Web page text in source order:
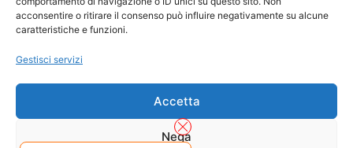
acconsentire o ritirare il consenso può influire negativamente su alcune
caratteristiche e funzioni.
Gestisci servizi
Accetta
Nega